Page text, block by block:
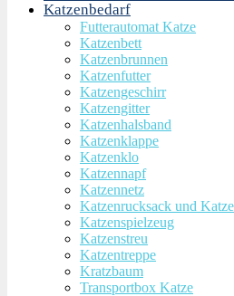
Katzenbedarf
Futterautomat Katze
Katzenbett
Katzenbrunnen
Katzenfutter
Katzengeschirr
Katzengitter
Katzenhalsband
Katzenklappe
Katzenklo
Katzennapf
Katzennetz
Katzenrucksack und
Katzenspielzeug
Katzenstreu
Katzentreppe
Kratzbaum
Transportbox Katze